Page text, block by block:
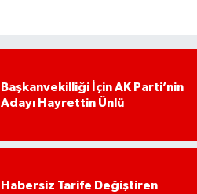
Başkanvekilliği İçin AK Parti’nin
Adayı Hayrettin Ünlü
Habersiz Tarife Değiştiren